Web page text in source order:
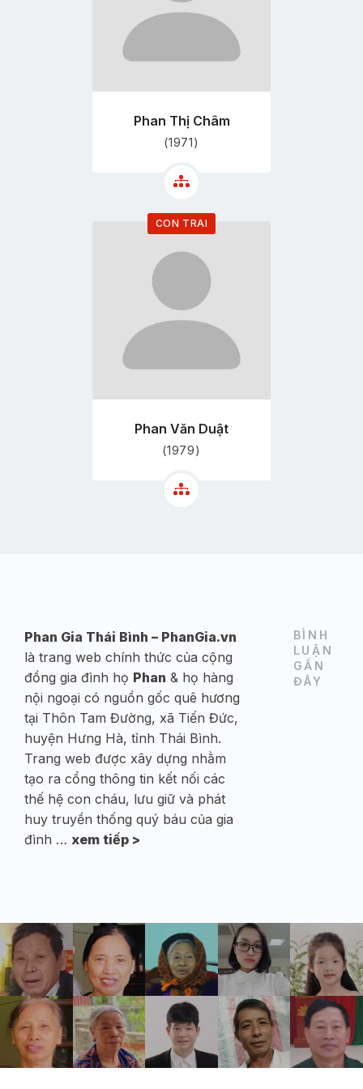
Phan Thị Châm
(1971)
CON TRAI
Đi
trang
Phan Văn Duật
(1979)
Phan Gia Thái Bình – PhanGia.vn
là trang web chính thức của cộng
đồng gia đình họ Phan & họ hàng
nội ngoại có nguồn gốc quê hương
tại Thôn Tam Đường, xã Tiến Đức,
huyện Hưng Hà, tỉnh Thái Bình.
Trang web được xây dựng nhằm
tạo ra cổng thông tin kết nối các
thế hệ con cháu, lưu giữ và phát
huy truyền thống quý báu của gia
đình … xem tiếp >
BÌNH
LUẬN
GẦN
ĐÂY